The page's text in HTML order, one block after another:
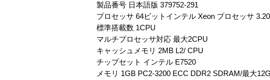
製品番号 日本語版 379752-291
プロセッサ 64ビットインテル Xeon プロセッサ
標準搭載数 1CPU
マルチプロセッサ対応 最大2CPU
キャッシュメモリ 2MB L2/ CPU
チップセット インテル E7520
メモリ 1GB PC2-3200 ECC DDR2 SDRAM/最大